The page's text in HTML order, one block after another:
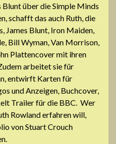
über die Simple Minds
schafft das auch Ruth, die
James Blunt, Iron Maiden,
Bill Wyman, Van Morrison,
Plattencover mit ihren
arbeitet sie für
entwirft Karten für
und Anzeigen, Buchcover,
Trailer für die BBC. Wer
Rowland erfahren will,
von Stuart Crouch